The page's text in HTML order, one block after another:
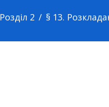
Розділ 2 § 13.